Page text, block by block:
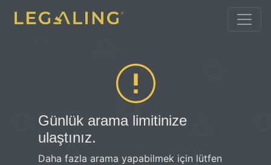
Günlük arama limitinize
ulaştınız.
Daha fazla arama yapabilmek için lütfen